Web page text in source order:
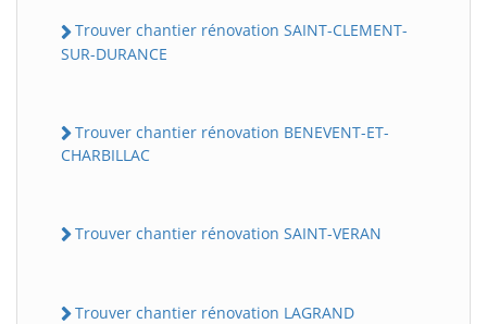
Trouver chantier rénovation SAINT-CLEMENT-
SUR-DURANCE
Trouver chantier rénovation BENEVENT-ET-
CHARBILLAC
Trouver chantier rénovation SAINT-VERAN
Trouver chantier rénovation LAGRAND